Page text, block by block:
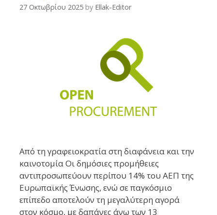
27 Οκτωβρίου 2025 by Ellak-Editor
Από τη γραφειοκρατία στη διαφάνεια και την
καινοτομία Οι δημόσιες προμήθειες
αντιπροσωπεύουν περίπου 14% του ΑΕΠ της
Ευρωπαϊκής Ένωσης, ενώ σε παγκόσμιο
επίπεδο αποτελούν τη μεγαλύτερη αγορά
στον κόσμο, με δαπάνες άνω των 13